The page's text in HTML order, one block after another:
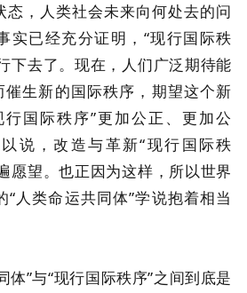
态，人类社会未来向何处去的问
实已经充分证明，“现行国际秩
下去了。现在，人们广泛期待能
催生新的国际秩序，期望这个新
国际秩序”更加公正、更加公
说，改造与革新“现行国际秩
愿望。也正因为这样，所以世界
人类命运共同体”学说抱着相当
体”与“现行国际秩序”之间到底是